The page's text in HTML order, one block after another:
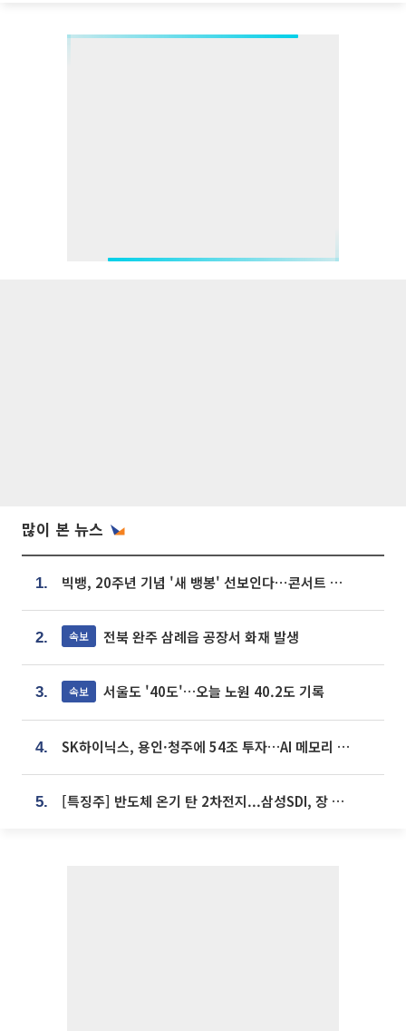
많이 본 뉴스
1. 빅뱅, 20주년 기념 '새 뱅봉' 선보인다⋯콘서트 앞두고 팝업 개최
2. 속보 전북 완주 삼례읍 공장서 화재 발생
3. 속보 서울도 '40도'…오늘 노원 40.2도 기록
4. SK하이닉스, 용인·청주에 54조 투자…AI 메모리 생산기지 키운다
5. [특징주] 반도체 온기 탄 2차전지...삼성SDI, 장 초반 7% 넘게 껑충